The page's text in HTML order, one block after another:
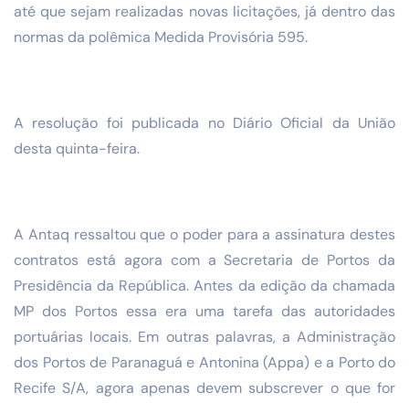
até que sejam realizadas novas licitações, já dentro das
normas da polêmica Medida Provisória 595.
A resolução foi publicada no Diário Oficial da União
desta quinta-feira.
A Antaq ressaltou que o poder para a assinatura destes
contratos está agora com a Secretaria de Portos da
Presidência da República. Antes da edição da chamada
MP dos Portos essa era uma tarefa das autoridades
portuárias locais. Em outras palavras, a Administração
dos Portos de Paranaguá e Antonina (Appa) e a Porto do
Recife S/A, agora apenas devem subscrever o que for